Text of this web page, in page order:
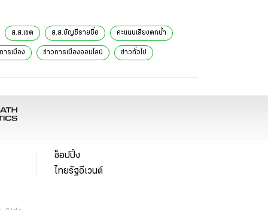
ส.ส.เขต ส.ส.บัญชีรายชื่อ คะแนนเสียงตกน้ำ
ารเมือง ข่าวการเมืองออนไลน์ ข่าวทั่วไป
ช็อปปิ้ง
ไทยรัฐอีเวนต์